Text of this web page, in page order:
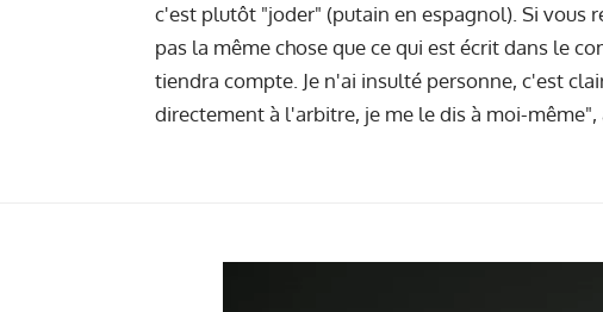
c'est plutôt "joder" (putain en espagnol). Si vous
pas la même chose que ce qui est écrit dans le
tiendra compte. Je n'ai insulté personne, c'est
directement à l'arbitre, je me le dis à moi-